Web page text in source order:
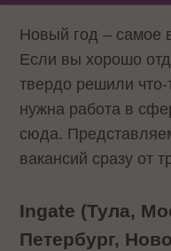
Новый год – самое
Если вы хорошо
твердо решили
нужна работа в
сюда.
вакансий сразу от
Ingate (Тула,
Петербург,